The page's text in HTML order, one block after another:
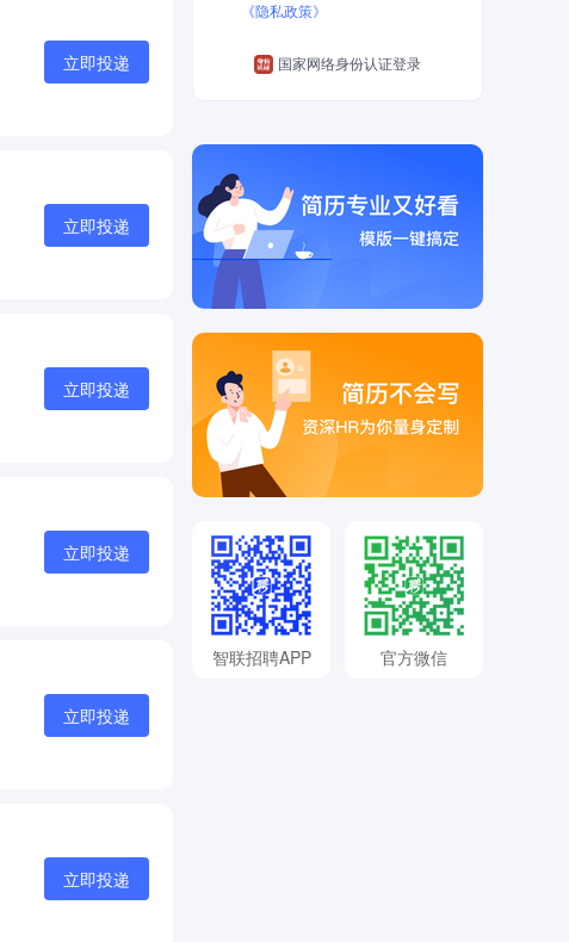
立即投递
立即投递
立即投递
立即投递
立即投递
立即投递
《隐私政策》
国家网络身份认证登录
智联招聘APP 官方微信